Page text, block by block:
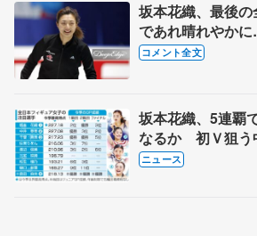
坂本花織、最後
であれ晴れやか
らい、不安が45
コメント全文
坂本花織、5連覇
なるか 初Ｖ狙う
音、島田麻央【
ニュース